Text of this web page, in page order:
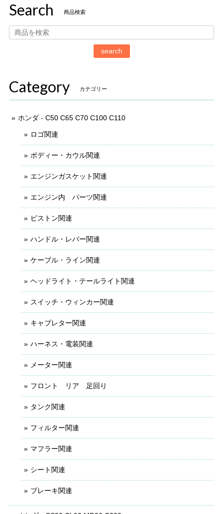
Search 商品検索
search
Category カテゴリー
ホンダ - C50 C65 C70 C100 C110
ロゴ関連
ボディー・カウル関連
エンジンガスケット関連
エンジン内 パーツ関連
ピストン関連
ハンドル・レバー関連
ケーブル・ライン関連
ヘッドライト・テールライト関連
スイッチ・ウィンカー関連
キャブレター関連
ハーネス・電装関連
メーター関連
フロント リア 足回り
タンク関連
フィルター関連
マフラー関連
シート関連
ブレーキ関連